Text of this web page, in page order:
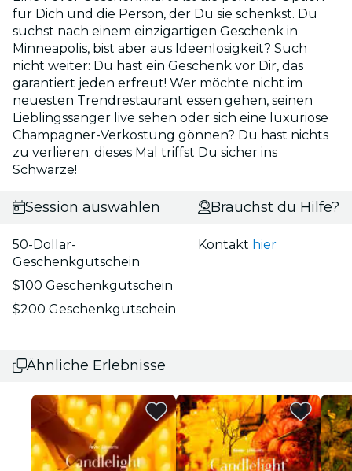
für Dich und die Person, der Du sie schenkst. Du
suchst nach einem einzigartigen Geschenk in
Minneapolis, bist aber aus Ideenlosigkeit? Such
nicht weiter: Du hast ein Geschenk vor Dir, das
garantiert jeden erfreut! Wer möchte nicht im
neuesten Trendrestaurant essen gehen, seinen
Lieblingssänger live sehen oder sich eine luxuriöse
Champagner-Verkostung gönnen? Du hast nichts
zu verlieren; dieses Mal triffst Du sicher ins
Schwarze!
Session auswählen
50-Dollar-
Geschenkgutschein
$100 Geschenkgutschein
$200 Geschenkgutschein
Brauchst du Hilfe?
Kontakt hier
Ähnliche Erlebnisse